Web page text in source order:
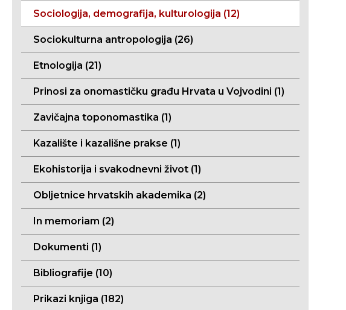
Sociologija, demografija, kulturologija (12)
Sociokulturna antropologija (26)
Etnologija (21)
Prinosi za onomastičku građu Hrvata u Vojvodini (1)
Zavičajna toponomastika (1)
Kazalište i kazališne prakse (1)
Ekohistorija i svakodnevni život (1)
Obljetnice hrvatskih akademika (2)
In memoriam (2)
Dokumenti (1)
Bibliografije (10)
Prikazi knjiga (182)